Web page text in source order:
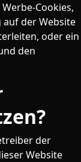
Cookies,
der Website
oder ein
den
der
Website